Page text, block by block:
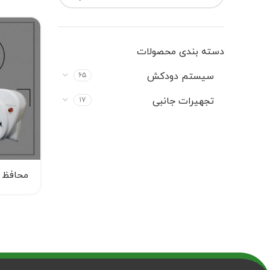
دسته‌ بندی محصولات
سیستم دودکش
۶۵
تجهیرات جانبی ۱۷
محافظ